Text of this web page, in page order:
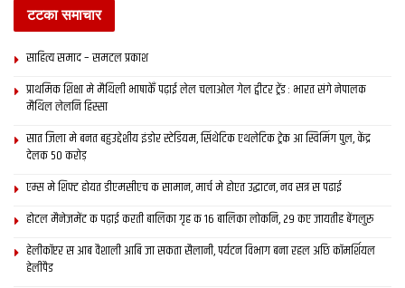
टटका समाचार
साहित्य समाद – समटल प्रकाश
प्राथमिक शि‍क्षा मे मैथि‍ली भाषाकेँ पढ़ाई लेल चलाओल गेल ट्वीटर ट्रेंड : भारत संगे नेपालक
मैथिल लेलनि हिस्सा
सात जिला मे बनत बहुउद्देशीय इंडोर स्‍टेडि‍यम, सिंथेटिक एथलेटिक ट्रेक आ स्विमिंग पुल, केंद्र
देलक 50 करोड़
एम्स मे शिफ्ट होयत डीएमसीएच क सामान, मार्च मे होएत उद्घाटन, नव सत्र स पढाई
होटल मैनेजमेंट क पढ़ाई करती बालिका गृह क 16 बालिका लोकनि, 29 कए जायतीह बेंगलुरु
हेलीकॉप्टर स आब वैशाली आबि जा सकता सैलानी, पर्यटन विभाग बना रहल अछि कॉमर्शियल
हेलीपैड